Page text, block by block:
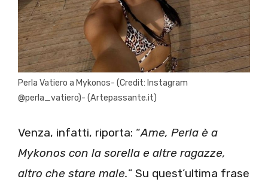
Perla Vatiero a Mykonos- (Credit: Instagram
@perla_vatiero)- (Artepassante.it)
Venza, infatti, riporta: “Ame, Perla è a
Mykonos con la sorella e altre ragazze,
altro che stare male.” Su quest’ultima frase